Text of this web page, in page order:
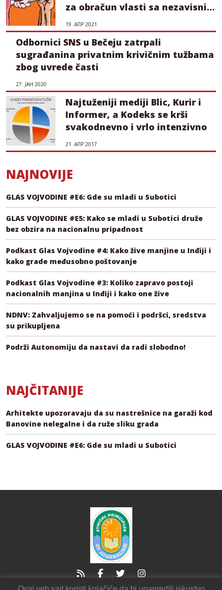
za obračun vlasti sa nezavisnim
medijima
19. АПР 2021
Odbornici SNS u Bečeju zatrpali
sugrađanina privatnim krivičnim tužbama
zbog uvrede časti
27. ЈАН 2020
Najtuženiji mediji Blic, Kurir i
Informer, a Kodeks se krši
svakodnevno i vrlo intenzivno
21. АПР 2017
NAJNOVIJE
GLAS VOJVODINE #E6: Gde su mladi u Subotici
GLAS VOJVODINE #E5: Kako se mladi u Subotici druže
bez obzira na nacionalnu pripadnost
Podkast Glas Vojvodine #4: Kako žive manjine u Inđiji i
kako grade međusobno poštovanje
Podkast Glas Vojvodine #3: Koliko zapravo postoji
nacionalnih manjina u Inđiji i kako one žive
NDNV: Zahvaljujemo se na pomoći i podršci, sredstva
su prikupljena
Podrži Autonomiju da nastavi da radi slobodno!
NAJČITANIJE
Arhitekte upozoravaju da su nastrešnice na garaži kod
Banovine nelegalne i da ruže sliku grada
GLAS VOJVODINE #E6: Gde su mladi u Subotici